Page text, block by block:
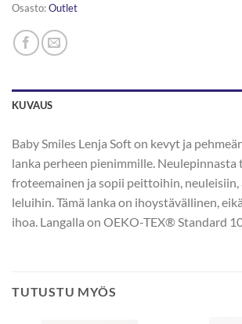
Osasto:Outlet
KUVAUS
Baby Smiles Lenja Soft on kevyt ja
lanka perheen pienimmille. Neulepinnasta
froteemainen ja sopii peittoihin, neuleisiin,
leluihin. Tämä lanka on ihoystävällinen,
ihoa. Langalla on OEKO-TEX® Standard
TUTUSTU MYÖS